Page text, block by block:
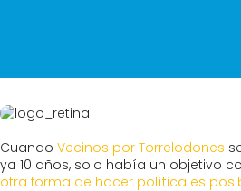
Cuando Vecinos por Torrelodones
ya 10 años, solo había un objetivo
otra forma de hacer política es